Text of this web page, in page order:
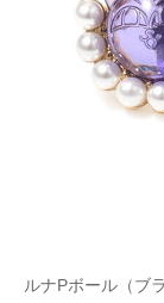
ルナPボール（ブ